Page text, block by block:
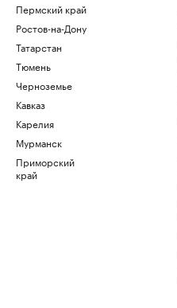
Пермский край
Ростов-на-Дону
Татарстан
Тюмень
Черноземье
Кавказ
Карелия
Мурманск
Приморский
край